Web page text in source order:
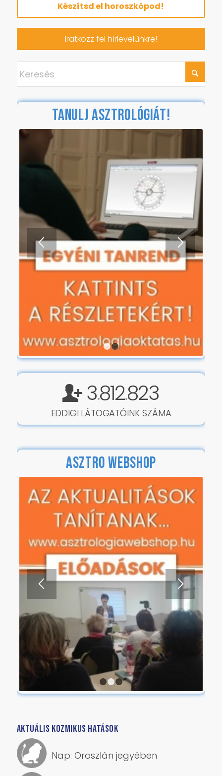
Készítsd el horoszkópod!
Iratkozz fel hírlevelünkre!
TANULJ ASZTROLÓGIÁT!
3.812.823
EDDIGI LÁTOGATÓINK SZÁMA
ASZTRO WEBSHOP
AKTUÁLIS KOZMIKUS HATÁSOK
Nap: Oroszlán jegyében